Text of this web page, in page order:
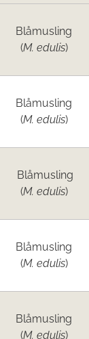
Blåmusling
(M. edulis)
Blåmusling
(M. edulis)
Blåmusling
(M. edulis)
Blåmusling
(M. edulis)
Blåmusling
(M. edulis)